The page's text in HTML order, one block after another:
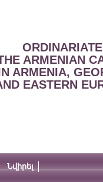
ORDINARIATE
ARMENIAN
ARMENIA,
EASTERN
Նվիրել